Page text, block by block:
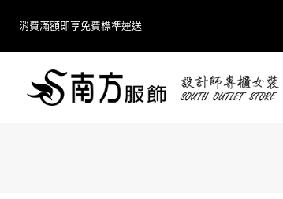
消費滿額即享免費標準運送